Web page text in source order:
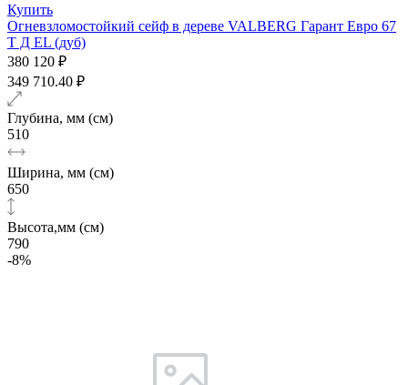
Купить
Огневзломостойкий сейф в дереве VALBERG Гарант Евро 67
Т Д EL (дуб)
380 120 ₽
349 710.40 ₽
Глубина, мм (см)
510
Ширина, мм (см)
650
Высота,мм (см)
790
-8%